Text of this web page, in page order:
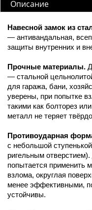
Описание
Навесной замок из
— антивандальная,
защиты внутренних и
Прочные материалы.
— стальной
для гаража, бани,
уверены, при попытке
такими как болторез
металл не теряет
Противоударная
с небольшой
ригельным
попытается применить
взлома, округлая
менее эффективными,
устойчивы.